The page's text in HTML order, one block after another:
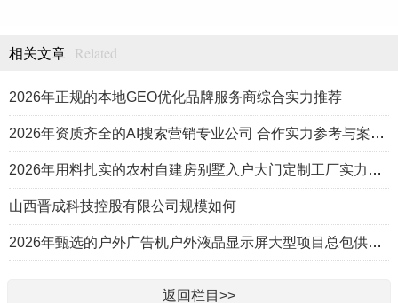
相关文章 Related
2026年正规的本地GEO优化品牌服务商综合实力推荐
2026年资质齐全的AI搜索营销专业公司 合作实力参考与案例盘点
2026年用料扎实的农村自建房别墅入户大门定制工厂实力公司推荐
山西晋成科技控股有限公司规模如何
2026年甄选的户外广告机户外液晶显示屏大型项目总包供应商推荐
返回栏目>>